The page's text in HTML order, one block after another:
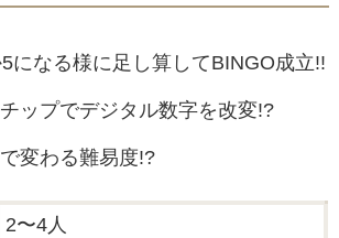
になる様に足し算してBINGO成立!!
ップでデジタル数字を改変!?
変わる難易度!?
2〜4人